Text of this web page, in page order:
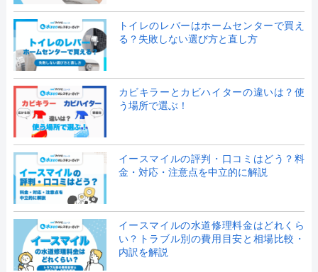
トイレのレバーはホームセンターで買え
る？失敗しない選び方と直し方
カビキラーとカビハイターの違いは？使
う場所で選ぶ！
イースマイルの評判・口コミはどう？料
金・対応・注意点を中立的に解説
イースマイルの水道修理料金はどれくら
い？トラブル別の費用目安と相場比較・
内訳を解説